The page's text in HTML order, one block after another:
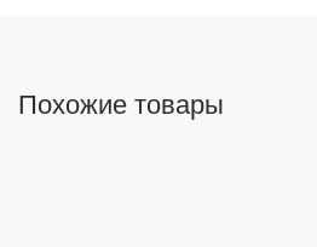
Похожие товары